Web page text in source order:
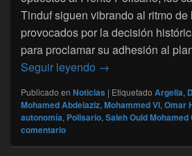
Tinduf siguen vibrando al ritmo de
provocados por la decisión
para proclamar su adhesión al
Seguir leyendo Tinduf : Amplia
→
Publicado en Noticias | Etiquetado Argelia,
Mohamed Abdelaziz, Mohammed VI, Omar
autonomía, Polisario, Saleh Ould Mohamed
comentario